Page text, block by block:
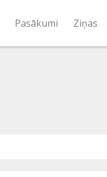
Pasākumi Ziņas